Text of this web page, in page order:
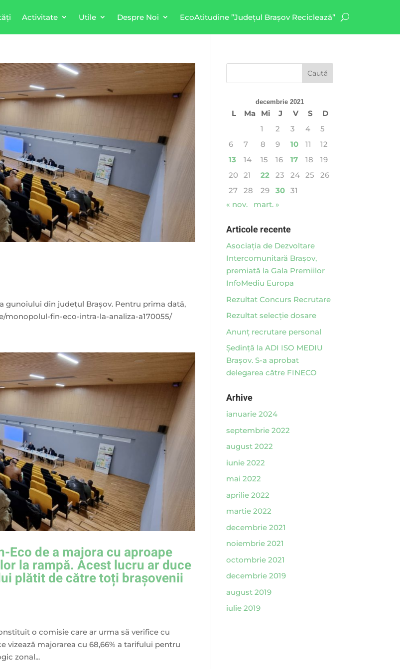
Activitate Utile Despre Noi EcoAtitudine ”Județul Brașov Reciclează”
gunoiului din judeţul Braşov. Pentru prima dată,
monopolul-fin-eco-intra-la-analiza-a170055/
Eco de a majora cu aproape
la rampă. Acest lucru ar duce
plătit de către toți brașovenii
o comisie care ar urma să verifice cu
vizează majorarea cu 68,66% a tarifului pentru
zonal...
decembrie 2021
L Ma Mi J V S
D
1
2 3 4
5
6
7 8 9 10 11
12
13
14 15 16 17 18
19
20 21 22 23 24 25
26
27
28 29 30 31
« nov.
mart. »
Articole recente
Asociaţia de Dezvoltare
Intercomunitară Braşov,
premiată la Gala Premiilor
InfoMediu Europa
Rezultat Concurs Recrutare
Rezultat selecție dosare
Anunț recrutare personal
Ședință la ADI ISO MEDIU
Brașov. S-a aprobat
delegarea către FINECO
Arhive
ianuarie 2024
septembrie 2022
august 2022
iunie 2022
mai 2022
aprilie 2022
martie 2022
decembrie 2021
noiembrie 2021
octombrie 2021
decembrie 2019
august 2019
iulie 2019